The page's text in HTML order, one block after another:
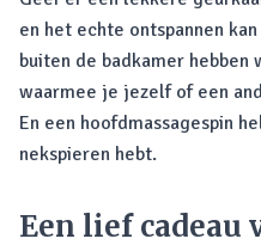
en het echte ontspannen
buiten de badkamer hebben
waarmee je jezelf of een
En een hoofdmassagespin
nekspieren hebt.
Een lief cadeau